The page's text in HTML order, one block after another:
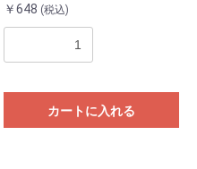
￥648 (税込)
カートに入れる